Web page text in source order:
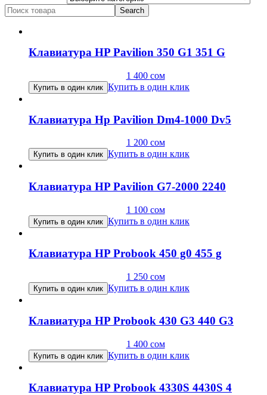
Search
for:
Клавиатура HP Pavilion 350 G1 351 G
1 400 сом
Купить в один клик Купить в один клик
Клавиатура Hp Pavilion Dm4-1000 Dv5
1 200 сом
Купить в один клик Купить в один клик
Клавиатура HP Pavilion G7-2000 2240
1 100 сом
Купить в один клик Купить в один клик
Клавиатура HP Probook 450 g0 455 g
1 250 сом
Купить в один клик Купить в один клик
Клавиатура HP Probook 430 G3 440 G3
1 400 сом
Купить в один клик Купить в один клик
Клавиатура HP Probook 4330S 4430S 4